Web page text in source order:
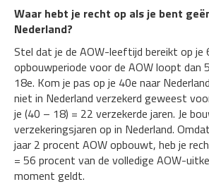
Waar hebt je recht op als je bent
Nederland?
Stel dat je de AOW-leeftijd bereikt op je
opbouwperiode voor de AOW loopt dan
18e. Kom je pas op je 40e naar
niet in Nederland verzekerd geweest
je (40 – 18) = 22 verzekerde jaren. Je
verzekeringsjaren op in Nederland.
jaar 2 procent AOW opbouwt, heb je
= 56 procent van de volledige AOW-
moment geldt.